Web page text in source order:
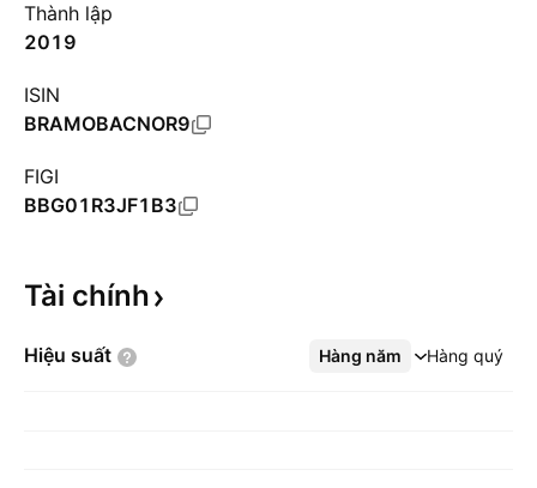
Thành lập
2019
ISIN
BRAMOBACNOR9
FIGI
BBG01R3JF1B3
Tài chính
Hiệu suất Hàng năm Hàng quý
Xem thêm